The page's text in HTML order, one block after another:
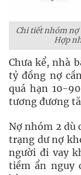
Chi tiết nhóm nợ
Hợp
Chưa kể, nhà
tỷ đồng nợ
quá hạn 10-
tương đương
Nợ nhóm 2 dù
trạng dư nợ
người đi vay
tiềm ẩn nguy